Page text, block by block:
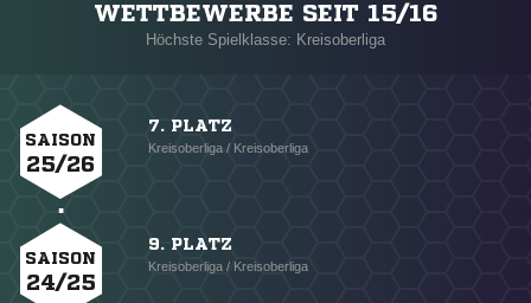
WETTBEWERBE SEIT 15/16
Höchste Spielklasse: Kreisoberliga
SAISON
25/26
7. PLATZ
Kreisoberliga / Kreisoberliga
SAISON
24/25
9. PLATZ
Kreisoberliga / Kreisoberliga